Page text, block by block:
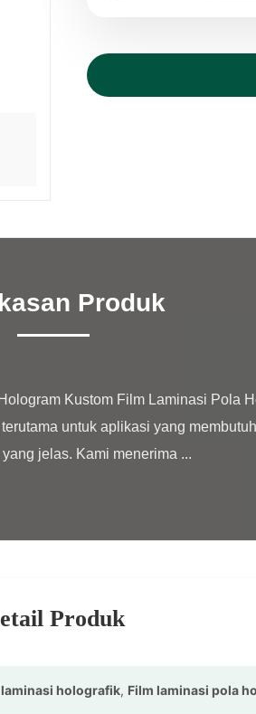
Produk
untuk aplikasi yang
jelas. Kami menerima ...
Produk
holografik, Film laminasi pola